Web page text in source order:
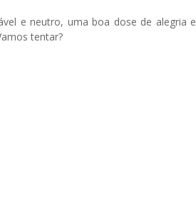
e neutro, uma boa dose de alegria e
tentar?